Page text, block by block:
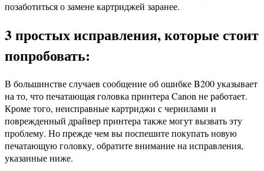
позаботиться о замене картриджей заранее.
3 простых исправления, которые стоит
попробовать:
В большинстве случаев сообщение об ошибке B200 указывает
на то, что печатающая головка принтера Canon не работает.
Кроме того, неисправные картриджи с чернилами и
поврежденный драйвер принтера также могут вызвать эту
проблему. Но прежде чем вы поспешите покупать новую
печатающую головку, обратите внимание на исправления,
указанные ниже.